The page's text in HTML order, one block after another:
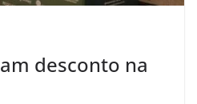
desconto na